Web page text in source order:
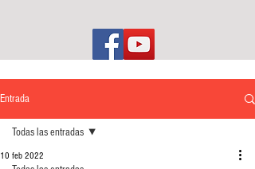
Entrada
Todas las entradas
10 feb 2022